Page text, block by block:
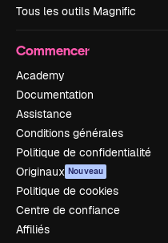
Tous les outils Magnific
Commencer
Academy
Documentation
Assistance
Conditions générales
Politique de confidentialité
Originaux Nouveau
Politique de cookies
Centre de confiance
Affiliés